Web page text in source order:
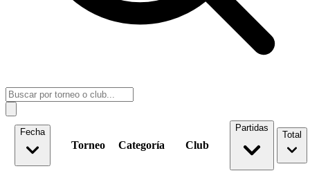
Fecha
Torneo Categoría Club
Partidas
Total